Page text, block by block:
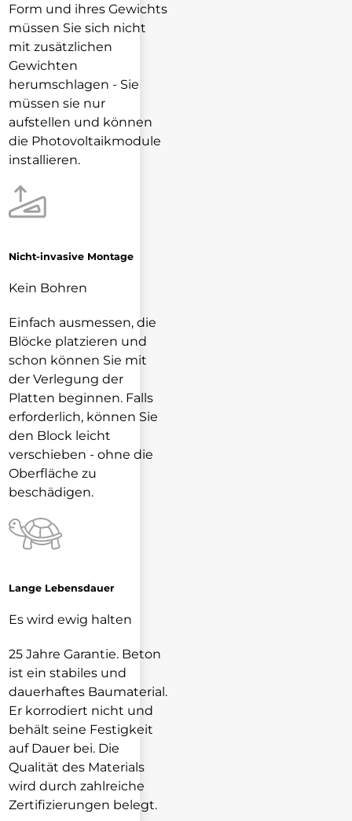
Form und ihres Gewichts
müssen Sie sich nicht
mit zusätzlichen
Gewichten
herumschlagen - Sie
müssen sie nur
aufstellen und können
die Photovoltaikmodule
installieren.
Nicht-invasive Montage
Kein Bohren
Einfach ausmessen, die
Blöcke platzieren und
schon können Sie mit
der Verlegung der
Platten beginnen. Falls
erforderlich, können Sie
den Block leicht
verschieben - ohne die
Oberfläche zu
beschädigen.
Lange Lebensdauer
Es wird ewig halten
25 Jahre Garantie. Beton
ist ein stabiles und
dauerhaftes Baumaterial.
Er korrodiert nicht und
behält seine Festigkeit
auf Dauer bei. Die
Qualität des Materials
wird durch zahlreiche
Zertifizierungen belegt.